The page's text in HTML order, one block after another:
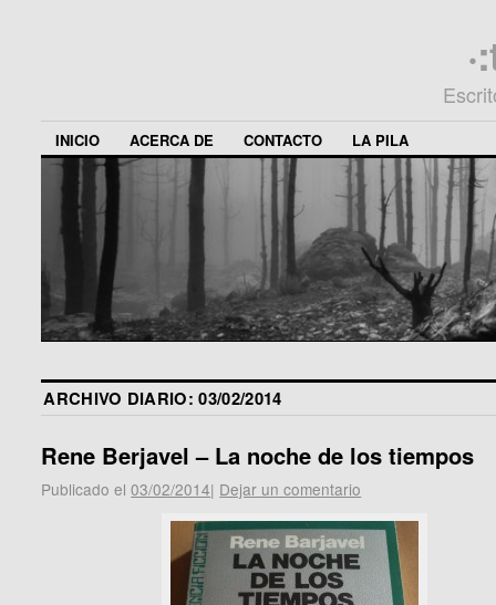
INICIO ACERCA DE CONTACTO LA PILA
ARCHIVO DIARIO:03/02/2014
Rene Berjavel – La noche de los tiempos
Publicado el 03/02/2014| Dejar un comentario